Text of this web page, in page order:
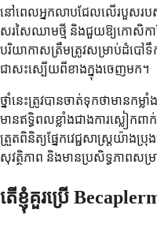
នៅពេលអ្នកលាបជែលលើរបួសរបស់
សរសៃឈាមថ្មី និងជួយឱ្យកោសិកា
បរិយាកាសត្រឹមត្រូវសម្រាប់ដំបៅទឹ
ជាសះស្បើយពីខាងក្នុងចេញមក។
ថ្នាំ​នេះ​ត្រូវ​បាន​ចាត់​ទុក​ថា​មាន​កម្
មាន​ឥទ្ធិពល​ខ្លាំង​ជាង​ការ​ស្លៀកពា
ត្រួត​ពិនិត្យ​ផ្នែក​វេជ្ជសាស្ត្រ​យ៉ាង​ប្
សុវត្ថិភាព និង​មាន​ប្រសិទ្ធភាព​សម្
តើ​ខ្ញុំ​គួរ​ប្រើ